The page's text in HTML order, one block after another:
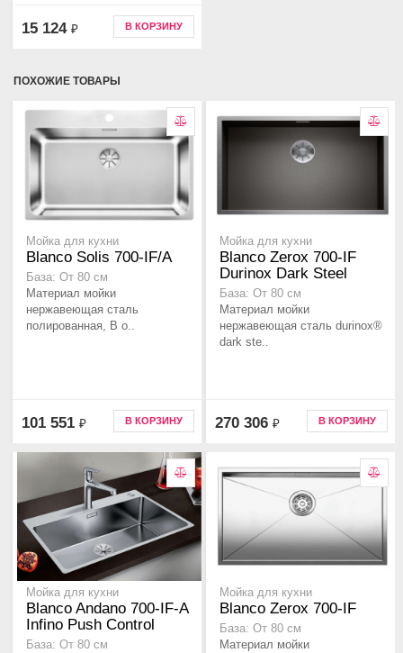
15 124 ₽ В КОРЗИНУ
ПОХОЖИЕ ТОВАРЫ
Мойка для кухни
Blanco Solis 700-IF/A
База: От 80 см
Материал мойки
нержавеющая сталь
полированная, В о..
101 551 ₽ В КОРЗИНУ
Мойка для кухни
Blanco Zerox 700-IF
Durinox Dark Steel
База: От 80 см
Материал мойки
нержавеющая сталь durinox®
dark ste..
270 306 ₽ В КОРЗИНУ
Мойка для кухни
Blanco Andano 700-IF-A
Infino Push Control
База: От 80 см
Мойка для кухни
Blanco Zerox 700-IF
База: От 80 см
Материал мойки